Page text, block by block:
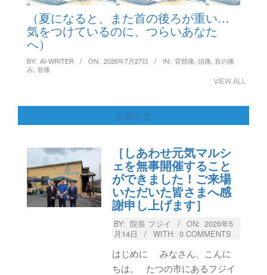
（夏になると、また首の後ろが重い…
気をつけているのに、つらいあなた
へ）
BY: AI-WRITER ON: 2026年7月27日 IN: 背部痛 頭痛 首の痛
み 首痛
VIEW ALL
お知らせ
［しあわせ元気マルシ
ェを無事開催すること
ができました！ご来場
いただいた皆さまへ感
謝申し上げます］
BY: 院長 フジイ ON: 2026年5
月14日
WITH: 0 COMMENTS
はじめに みなさん、こんに
ちは。 たつの市にあるフジイ